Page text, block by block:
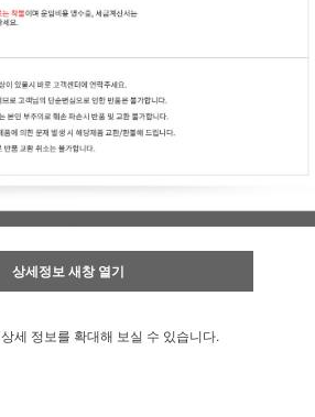
상세정보 새창 열기
상세 정보를 확대해 보실 수 있습니다.